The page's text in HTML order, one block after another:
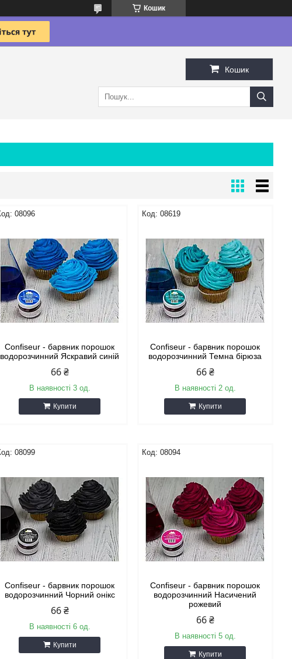
Кошик
Кошик
08096
Confiseur - барвник порошок
водорозчинний Яскравий синій
66 ₴
В наявності 3 од.
Купити
08619
Confiseur - барвник порошок
водорозчинний Темна бірюза
66 ₴
В наявності 2 од.
Купити
08099
Confiseur - барвник порошок
водорозчинний Чорний онікс
66 ₴
В наявності 6 од.
Купити
08094
Confiseur - барвник порошок
водорозчинний Насичений
рожевий
66 ₴
В наявності 5 од.
Купити